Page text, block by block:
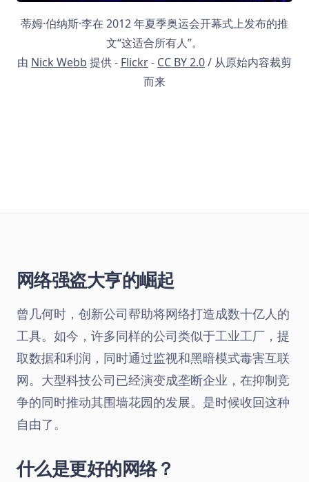
蒂姆·伯纳斯·李在 2012 年夏季奥运会开幕式上发布的推
文“这适合所有人”。
由 Nick Webb 提供 - Flickr- CC BY 2.0/ 从原始内容裁剪
而来
网络强盗大亨的崛起
曾几何时，创新公司帮助将网络打造成数十亿人的
工具。如今，许多同样的公司类似于工业工厂，提
取数据和利润，同时通过监视和黑暗模式毒害互联
网。大型科技公司已经演变成垄断企业，在抑制竞
争的同时推动其围墙花园的发展。是时候收回这种
自由了。
什么是更好的网络？